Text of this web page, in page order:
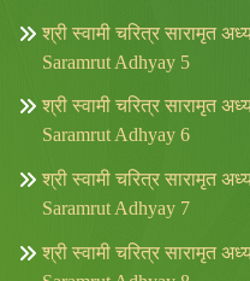
श्री स्वामी चरित्र सारामृत
Saramrut Adhyay 5
श्री स्वामी चरित्र सारामृत
Saramrut Adhyay 6
श्री स्वामी चरित्र सारामृत
Saramrut Adhyay 7
श्री स्वामी चरित्र सारामृत